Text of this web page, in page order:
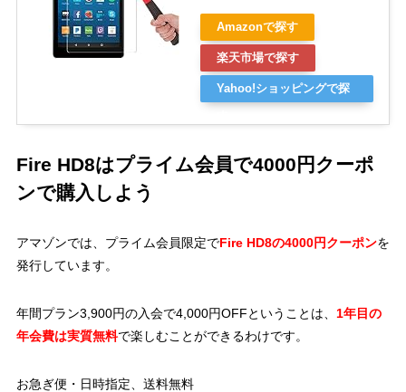
Amazonで探す
楽天市場で探す
Yahoo!ショッピングで探
Fire HD8はプライム会員で4000円クーポ
ンで購入しよう
アマゾンでは、プライム会員限定でFire HD8の4000円クーポンを
発行しています。
年間プラン3,900円の入会で4,000円OFFということは、 1年目の
年会費は実質無料で楽しむことができるわけです。
お急ぎ便・日時指定、送料無料